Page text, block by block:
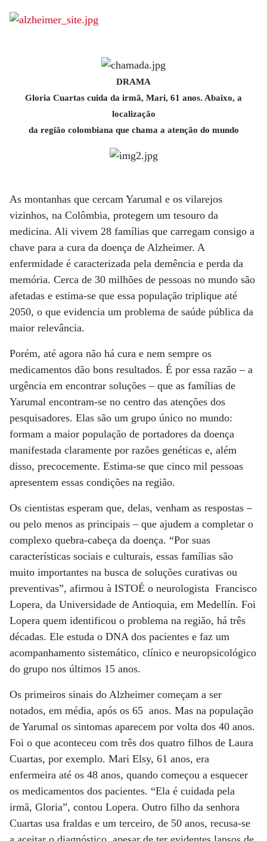
DRAMA
Gloria Cuartas cuida da irmã, Mari, 61 anos. Abaixo, a
localização
da região colombiana que chama a atenção do mundo
As montanhas que cercam Yarumal e os vilarejos
vizinhos, na Colômbia, protegem um tesouro da
medicina. Ali vivem 28 famílias que carregam consigo a
chave para a cura da doença de Alzheimer. A
enfermidade é caracterizada pela demência e perda da
memória. Cerca de 30 milhões de pessoas no mundo são
afetadas e estima-se que essa população triplique até
2050, o que evidencia um problema de saúde pública da
maior relevância.
Porém, até agora não há cura e nem sempre os
medicamentos dão bons resultados. É por essa razão – a
urgência em encontrar soluções – que as famílias de
Yarumal encontram-se no centro das atenções dos
pesquisadores. Elas são um grupo único no mundo:
formam a maior população de portadores da doença
manifestada claramente por razões genéticas e, além
disso, precocemente. Estima-se que cinco mil pessoas
apresentem essas condições na região.
Os cientistas esperam que, delas, venham as respostas –
ou pelo menos as principais – que ajudem a completar o
complexo quebra-cabeça da doença. “Por suas
características sociais e culturais, essas famílias são
muito importantes na busca de soluções curativas ou
preventivas”, afirmou à ISTOÉ o neurologista Francisco
Lopera, da Universidade de Antioquia, em Medellín. Foi
Lopera quem identificou o problema na região, há três
décadas. Ele estuda o DNA dos pacientes e faz um
acompanhamento sistemático, clínico e neuropsicológico
do grupo nos últimos 15 anos.
Os primeiros sinais do Alzheimer começam a ser
notados, em média, após os 65 anos. Mas na população
de Yarumal os sintomas aparecem por volta dos 40 anos.
Foi o que aconteceu com três dos quatro filhos de Laura
Cuartas, por exemplo. Mari Elsy, 61 anos, era
enfermeira até os 48 anos, quando começou a esquecer
os medicamentos dos pacientes. “Ela é cuidada pela
irmã, Gloria”, contou Lopera. Outro filho da senhora
Cuartas usa fraldas e um terceiro, de 50 anos, recusa-se